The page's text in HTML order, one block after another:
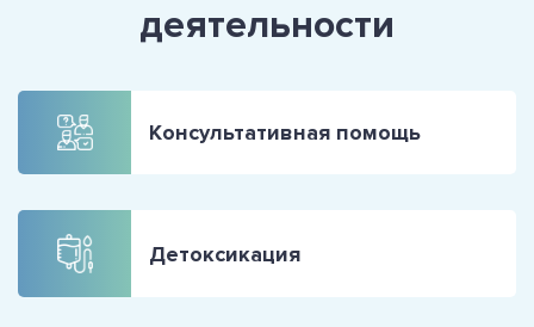
деятельности
Консультативная помощь
Детоксикация